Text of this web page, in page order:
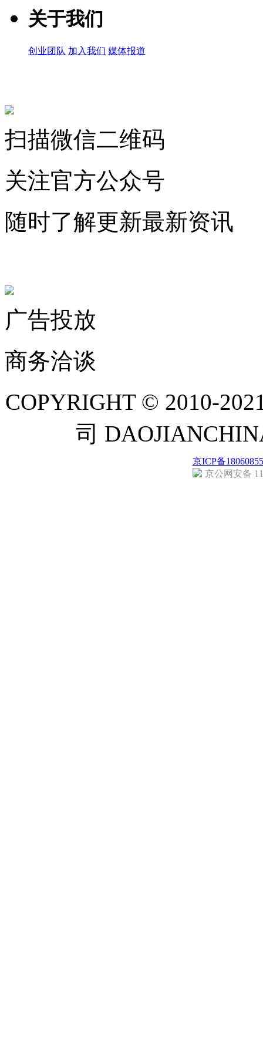
关于我们
创业团队 加入我们 媒体报道
扫描微信二维码
关注官方公众号
随时了解更新最新资讯
广告投放
商务洽谈
COPYRIGHT © 2010-
司
京ICP备
京公网安备